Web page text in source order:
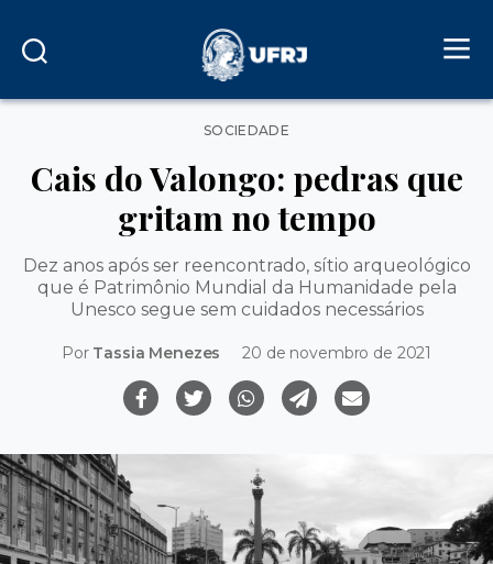
Categorias
SOCIEDADE
Cais do Valongo: pedras que
gritam no tempo
Dez anos após ser reencontrado, sítio arqueológico
que é Patrimônio Mundial da Humanidade pela
Unesco segue sem cuidados necessários
Por Tassia Menezes 20 de novembro de 2021